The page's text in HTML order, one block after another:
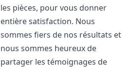
les pièces, pour vous donner
entière satisfaction. Nous
sommes fiers de nos résultats et
nous sommes heureux de
partager les témoignages de